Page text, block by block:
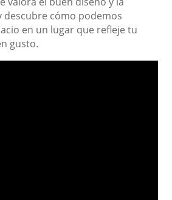
descubre cómo podemos
en un lugar que refleje tu
gusto.